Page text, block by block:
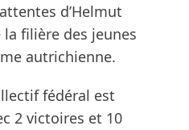
d’Helmut
filière des jeunes
autrichienne.
fédéral est
2 victoires et 10